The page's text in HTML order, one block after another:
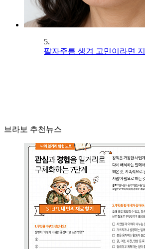
5.
팔자주름 생겨 고민이라면
브라보 추천뉴스